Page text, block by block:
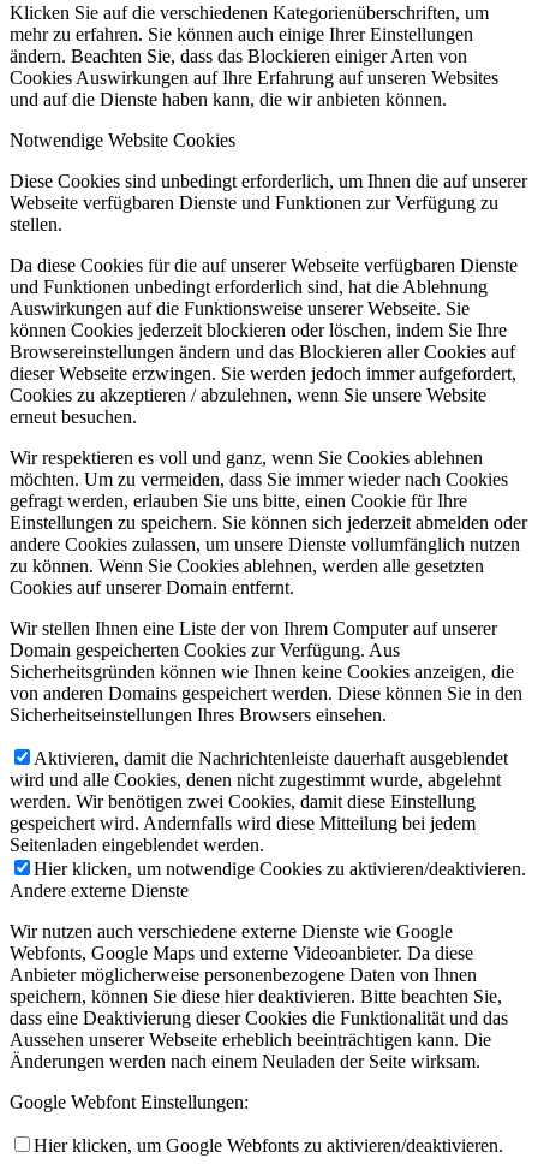
Klicken Sie auf die verschiedenen Kategorienüberschriften, um
mehr zu erfahren. Sie können auch einige Ihrer Einstellungen
ändern. Beachten Sie, dass das Blockieren einiger Arten von
Cookies Auswirkungen auf Ihre Erfahrung auf unseren Websites
und auf die Dienste haben kann, die wir anbieten können.
Notwendige Website Cookies
Diese Cookies sind unbedingt erforderlich, um Ihnen die auf unserer
Webseite verfügbaren Dienste und Funktionen zur Verfügung zu
stellen.
Da diese Cookies für die auf unserer Webseite verfügbaren Dienste
und Funktionen unbedingt erforderlich sind, hat die Ablehnung
Auswirkungen auf die Funktionsweise unserer Webseite. Sie
können Cookies jederzeit blockieren oder löschen, indem Sie Ihre
Browsereinstellungen ändern und das Blockieren aller Cookies auf
dieser Webseite erzwingen. Sie werden jedoch immer aufgefordert,
Cookies zu akzeptieren / abzulehnen, wenn Sie unsere Website
erneut besuchen.
Wir respektieren es voll und ganz, wenn Sie Cookies ablehnen
möchten. Um zu vermeiden, dass Sie immer wieder nach Cookies
gefragt werden, erlauben Sie uns bitte, einen Cookie für Ihre
Einstellungen zu speichern. Sie können sich jederzeit abmelden oder
andere Cookies zulassen, um unsere Dienste vollumfänglich nutzen
zu können. Wenn Sie Cookies ablehnen, werden alle gesetzten
Cookies auf unserer Domain entfernt.
Wir stellen Ihnen eine Liste der von Ihrem Computer auf unserer
Domain gespeicherten Cookies zur Verfügung. Aus
Sicherheitsgründen können wie Ihnen keine Cookies anzeigen, die
von anderen Domains gespeichert werden. Diese können Sie in den
Sicherheitseinstellungen Ihres Browsers einsehen.
Aktivieren, damit die Nachrichtenleiste dauerhaft ausgeblendet
wird und alle Cookies, denen nicht zugestimmt wurde, abgelehnt
werden. Wir benötigen zwei Cookies, damit diese Einstellung
gespeichert wird. Andernfalls wird diese Mitteilung bei jedem
Seitenladen eingeblendet werden.
Hier klicken, um notwendige Cookies zu aktivieren/deaktivieren.
Andere externe Dienste
Wir nutzen auch verschiedene externe Dienste wie Google
Webfonts, Google Maps und externe Videoanbieter. Da diese
Anbieter möglicherweise personenbezogene Daten von Ihnen
speichern, können Sie diese hier deaktivieren. Bitte beachten Sie,
dass eine Deaktivierung dieser Cookies die Funktionalität und das
Aussehen unserer Webseite erheblich beeinträchtigen kann. Die
Änderungen werden nach einem Neuladen der Seite wirksam.
Google Webfont Einstellungen:
Hier klicken, um Google Webfonts zu aktivieren/deaktivieren.